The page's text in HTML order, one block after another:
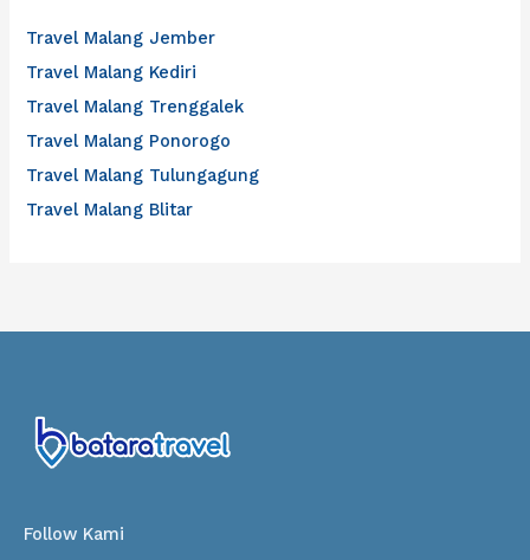
Travel Malang Jember
Travel Malang Kediri
Travel Malang Trenggalek
Travel Malang Ponorogo
Travel Malang Tulungagung
Travel Malang Blitar
Follow Kami